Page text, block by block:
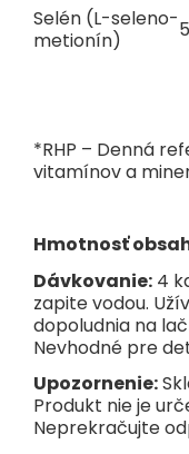
Selén (L-seleno-
metionín)
*RHP – Denná
vitamínov a
Hmotnosť
Dávkovanie: 4
zapite vodou.
dopoludnia na
Nevhodné pre
Upozornenie:
Produkt nie je
Neprekračujte